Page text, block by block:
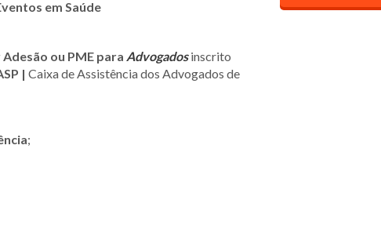
em Saúde
ou PME para Advogadosinscrito
| Caixa de Assistência dos Advogados de
;